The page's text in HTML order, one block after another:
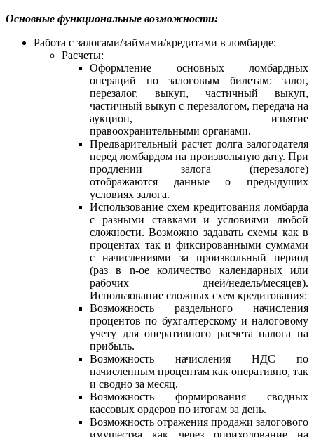
Основные функциональные возможности:
Работа с залогами/займами/кредитами в ломбарде:
Расчеты:
Оформление основных ломбардных
операций по залоговым билетам: залог,
перезалог, выкуп, частичный выкуп,
частичный выкуп с перезалогом, передача на
аукцион, изъятие
правоохранительными органами.
Предварительный расчет долга залогодателя
перед ломбардом на произвольную дату. При
продлении залога (перезалоге)
отображаются данные о предыдущих
условиях залога.
Использование схем кредитования ломбарда
с разными ставками и условиями любой
сложности. Возможно задавать схемы как в
процентах так и фиксированными суммами
с начислениями за произвольный период
(раз в n-ое количество календарных или
рабочих дней/недель/месяцев).
Использование сложных схем кредитования:
Возможность раздельного начисления
процентов по бухгалтерскому и налоговому
учету для оперативного расчета налога на
прибыль.
Возможность начисления НДС по
начисленным процентам как оперативно, так
и сводно за месяц.
Возможность формирования сводных
кассовых ордеров по итогам за день.
Возможность отражения продажи залогового
имущества как через оприходование на